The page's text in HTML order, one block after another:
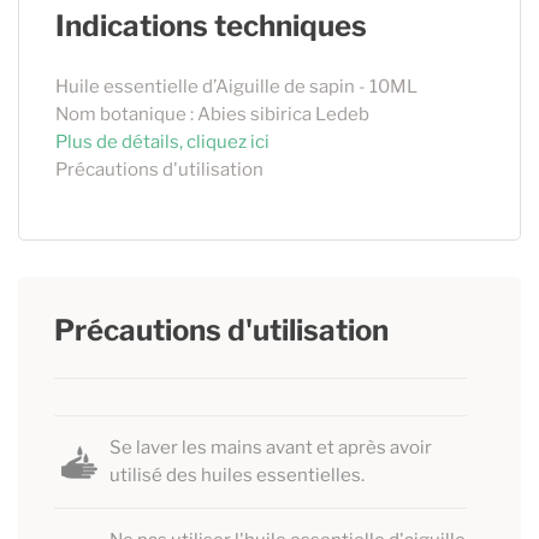
60ml 6,90 €
250ml 15,95 €
Indications techniques
Huile essentielle d’Aiguille de sapin - 10ML
Nom botanique : Abies sibirica Ledeb
Plus de détails, cliquez ici
Précautions d'utilisation
Précautions d'utilisation
Se laver les mains avant et après avoir
utilisé des huiles essentielles.